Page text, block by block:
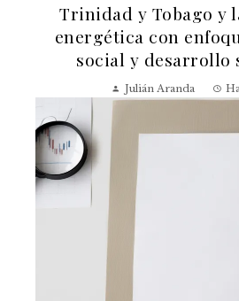
Trinidad y Tobago y
energética con
social y desarrollo
Julián Aranda